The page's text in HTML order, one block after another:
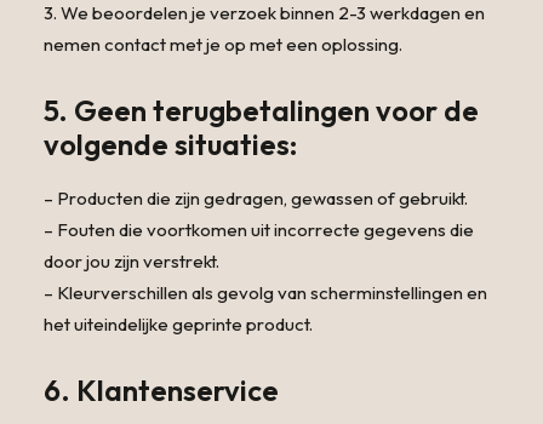
3. We beoordelen je verzoek binnen 2-3 werkdagen en
nemen contact met je op met een oplossing.
5. Geen terugbetalingen voor de
volgende situaties:
– Producten die zijn gedragen, gewassen of gebruikt.
– Fouten die voortkomen uit incorrecte gegevens die
door jou zijn verstrekt.
– Kleurverschillen als gevolg van scherminstellingen en
het uiteindelijke geprinte product.
6. Klantenservice